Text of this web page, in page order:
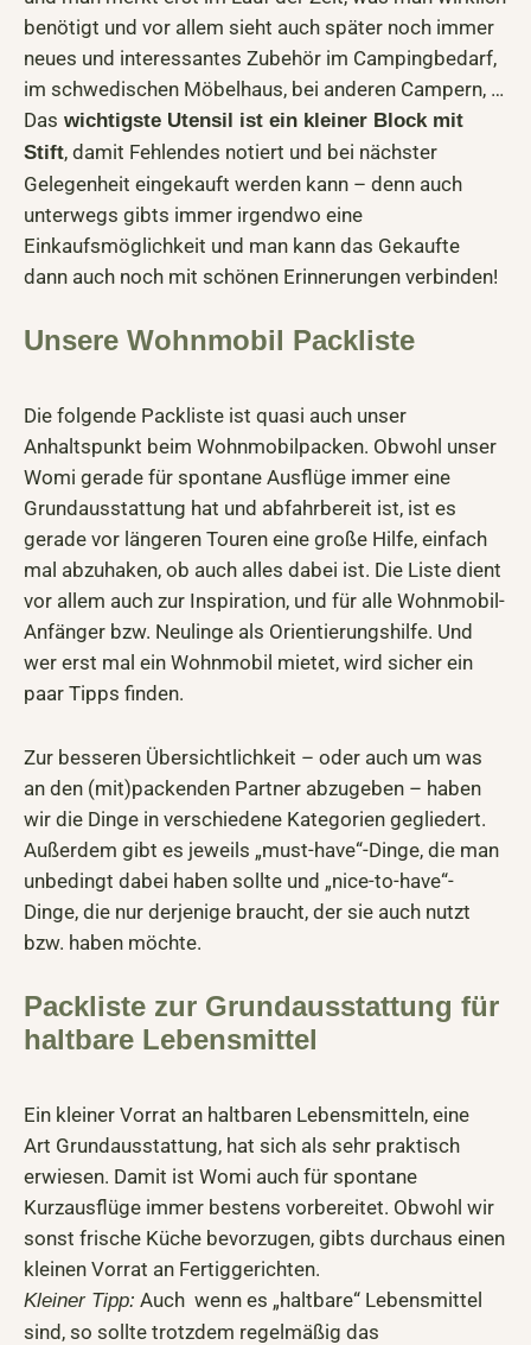
benötigt und vor allem sieht auch später noch immer
neues und interessantes Zubehör im Campingbedarf,
im schwedischen Möbelhaus, bei anderen Campern, …
Das wichtigste Utensil ist ein kleiner Block mit
Stift, damit Fehlendes notiert und bei nächster
Gelegenheit eingekauft werden kann – denn auch
unterwegs gibts immer irgendwo eine
Einkaufsmöglichkeit und man kann das Gekaufte
dann auch noch mit schönen Erinnerungen verbinden!
Unsere Wohnmobil Packliste
Die folgende Packliste ist quasi auch unser
Anhaltspunkt beim Wohnmobilpacken. Obwohl unser
Womi gerade für spontane Ausflüge immer eine
Grundausstattung hat und abfahrbereit ist, ist es
gerade vor längeren Touren eine große Hilfe, einfach
mal abzuhaken, ob auch alles dabei ist. Die Liste dient
vor allem auch zur Inspiration, und für alle Wohnmobil-
Anfänger bzw. Neulinge als Orientierungshilfe. Und
wer erst mal ein Wohnmobil mietet, wird sicher ein
paar Tipps finden.
Zur besseren Übersichtlichkeit – oder auch um was
an den (mit)packenden Partner abzugeben – haben
wir die Dinge in verschiedene Kategorien gegliedert.
Außerdem gibt es jeweils „must-have“-Dinge, die man
unbedingt dabei haben sollte und „nice-to-have“-
Dinge, die nur derjenige braucht, der sie auch nutzt
bzw. haben möchte.
Packliste zur Grundausstattung für
haltbare Lebensmittel
Ein kleiner Vorrat an haltbaren Lebensmitteln, eine
Art Grundausstattung, hat sich als sehr praktisch
erwiesen. Damit ist Womi auch für spontane
Kurzausflüge immer bestens vorbereitet. Obwohl wir
sonst frische Küche bevorzugen, gibts durchaus einen
kleinen Vorrat an Fertiggerichten.
Kleiner Tipp: Auch wenn es „haltbare“ Lebensmittel
sind, so sollte trotzdem regelmäßig das